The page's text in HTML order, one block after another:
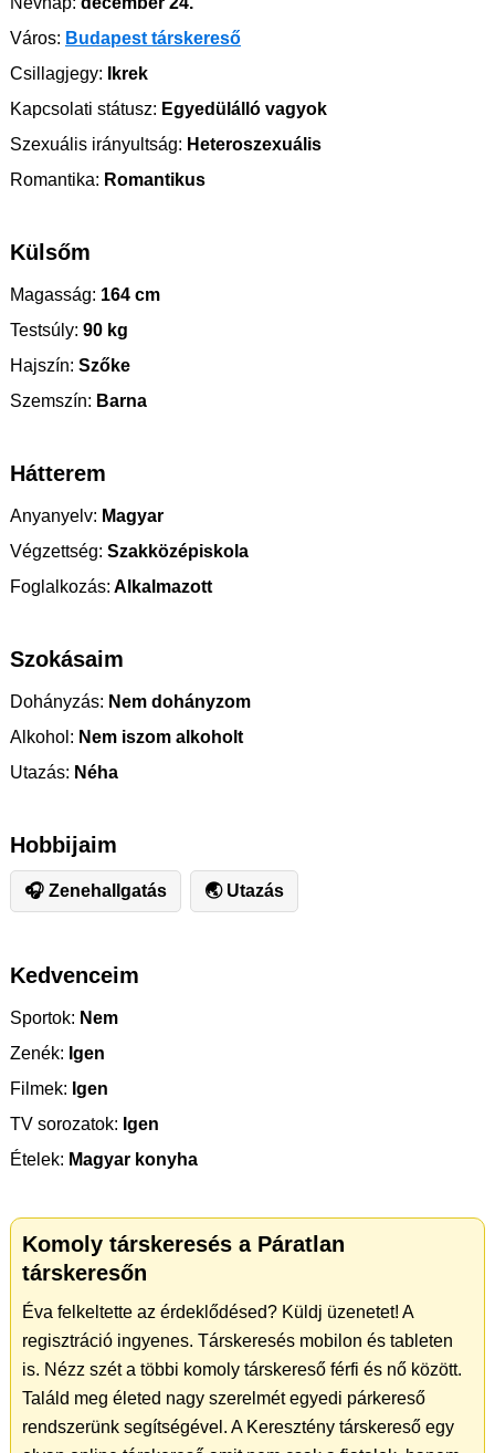
Város: Budapest társkereső
Csillagjegy: Ikrek
Kapcsolati státusz: Egyedülálló vagyok
Szexuális irányultság: Heteroszexuális
Romantika: Romantikus
Külsőm
Magasság: 164 cm
Testsúly: 90 kg
Hajszín: Szőke
Szemszín: Barna
Hátterem
Anyanyelv: Magyar
Végzettség: Szakközépiskola
Foglalkozás: Alkalmazott
Szokásaim
Dohányzás: Nem dohányzom
Alkohol: Nem iszom alkoholt
Utazás: Néha
Hobbijaim
🎧 Zenehallgatás 🌏 Utazás
Kedvenceim
Sportok: Nem
Zenék: Igen
Filmek: Igen
TV sorozatok: Igen
Ételek: Magyar konyha
Komoly társkeresés a Páratlan
társkeresőn
Éva felkeltette az érdeklődésed? Küldj üzenetet! A
regisztráció ingyenes. Társkeresés mobilon és tableten
is. Nézz szét a többi komoly társkereső férfi és nő között.
Találd meg életed nagy szerelmét egyedi párkereső
rendszerünk segítségével. A Keresztény társkereső egy